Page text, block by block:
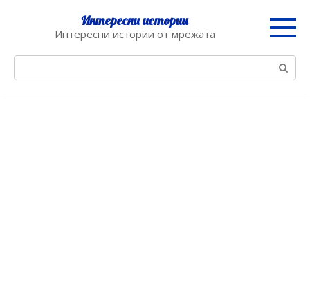
Интересни истории
Интересни истории от мрежата